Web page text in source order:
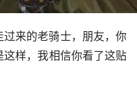
来的老骑士，朋友，你
样，我相信你看了这贴